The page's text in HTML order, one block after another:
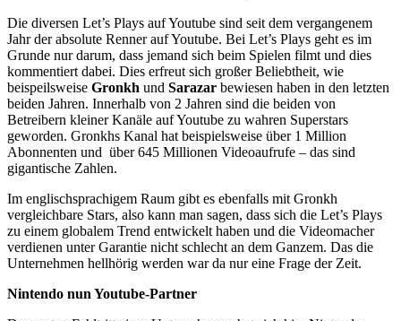
Die diversen Let’s Plays auf Youtube sind seit dem vergangenem
Jahr der absolute Renner auf Youtube. Bei Let’s Plays geht es im
Grunde nur darum, dass jemand sich beim Spielen filmt und dies
kommentiert dabei. Dies erfreut sich großer Beliebtheit, wie
beispeilsweise Gronkh und Sarazar bewiesen haben in den letzten
beiden Jahren. Innerhalb von 2 Jahren sind die beiden von
Betreibern kleiner Kanäle auf Youtube zu wahren Superstars
geworden. Gronkhs Kanal hat beispielsweise über 1 Million
Abonnenten und über 645 Millionen Videoaufrufe – das sind
gigantische Zahlen.
Im englischsprachigem Raum gibt es ebenfalls mit Gronkh
vergleichbare Stars, also kann man sagen, dass sich die Let’s Plays
zu einem globalem Trend entwickelt haben und die Videomacher
verdienen unter Garantie nicht schlecht an dem Ganzem. Das die
Unternehmen hellhörig werden war da nur eine Frage der Zeit.
Nintendo nun Youtube-Partner